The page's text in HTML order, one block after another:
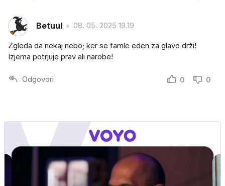
Betuul 08. 05. 2025 19.19
Zgleda da nekaj nebo; ker se tamle eden za glavo drži!
Izjema potrjuje prav ali narobe!
Odgovori 0 0